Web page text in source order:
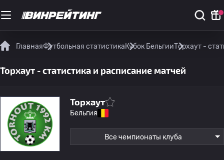
ГлавнаяФутбольная статистикаКубок БельгииТорхаут -
Торхаут - статистика и расписание матчей
Торхаут
Бельгия
Все чемпионаты клуба